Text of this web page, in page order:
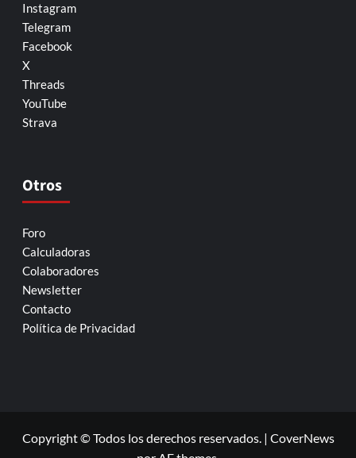
Instagram
Telegram
Facebook
X
Threads
YouTube
Strava
Otros
Foro
Calculadoras
Colaboradores
Newsletter
Contacto
Política de Privacidad
Copyright © Todos los derechos reservados. | CoverNews